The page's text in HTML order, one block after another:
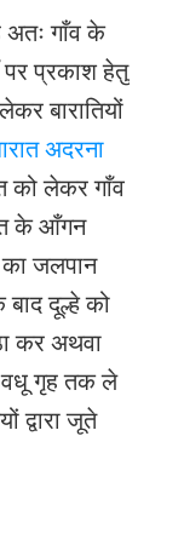
गाँव के
प्रकाश हेतु
बारातियों
अदरना
को लेकर गाँव
के आँगन
का जलपान
दूल्हे को
कर अथवा
वधू गृह तक ले
द्वारा जूते